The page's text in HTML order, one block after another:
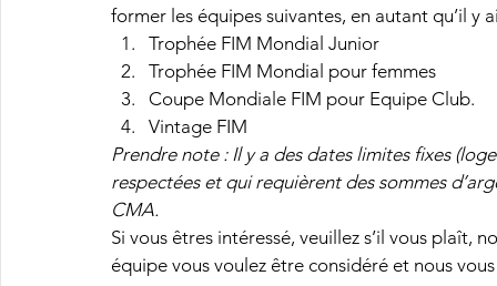
former les équipes suivantes, en autant qu’il y
Trophée FIM Mondial Junior
Trophée FIM Mondial pour femmes
Coupe Mondiale FIM pour Equipe Club.
Vintage FIM
Prendre note : Il y a des dates limites fixes
respectées et qui requièrent des sommes
CMA.
Si vous êtres intéressé, veuillez s’il vous
équipe vous voulez être considéré et nous